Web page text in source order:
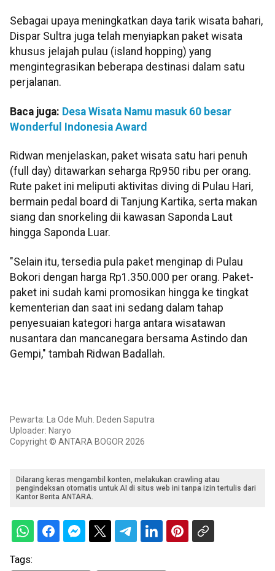
Sebagai upaya meningkatkan daya tarik wisata bahari,
Dispar Sultra juga telah menyiapkan paket wisata
khusus jelajah pulau (island hopping) yang
mengintegrasikan beberapa destinasi dalam satu
perjalanan.
Baca juga: Desa Wisata Namu masuk 60 besar
Wonderful Indonesia Award
Ridwan menjelaskan, paket wisata satu hari penuh
(full day) ditawarkan seharga Rp950 ribu per orang.
Rute paket ini meliputi aktivitas diving di Pulau Hari,
bermain pedal board di Tanjung Kartika, serta makan
siang dan snorkeling dii kawasan Saponda Laut
hingga Saponda Luar.
"Selain itu, tersedia pula paket menginap di Pulau
Bokori dengan harga Rp1.350.000 per orang. Paket-
paket ini sudah kami promosikan hingga ke tingkat
kementerian dan saat ini sedang dalam tahap
penyesuaian kategori harga antara wisatawan
nusantara dan mancanegara bersama Astindo dan
Gempi," tambah Ridwan Badallah.
Pewarta: La Ode Muh. Deden Saputra
Uploader: Naryo
Copyright © ANTARA BOGOR 2026
Dilarang keras mengambil konten, melakukan crawling atau
pengindeksan otomatis untuk AI di situs web ini tanpa izin tertulis dari
Kantor Berita ANTARA.
Tags: